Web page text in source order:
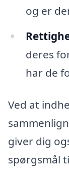
og er
deres
har de
Ved at
giver dig
spørgsmål